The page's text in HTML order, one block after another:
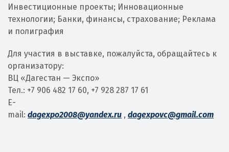
Инвестиционные проекты; Инновационные
технологии; Банки, финансы, страхование; Реклама
и полиграфия
Для участия в выставке, пожалуйста, обращайтесь к
организатору:
ВЦ «Дагестан — Экспо»
Тел.: +7 906 482 17 60, +7 928 287 17 61
E-
mail: dagexpo2008@yandex.ru , dagexpovc@gmail.com